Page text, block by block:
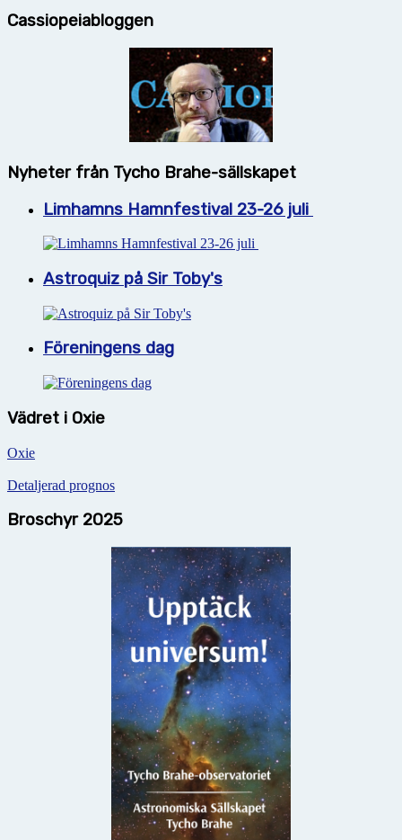
Cassiopeiabloggen
Nyheter från Tycho Brahe-sällskapet
Limhamns Hamnfestival 23-26 juli
Astroquiz på Sir Toby's
Föreningens dag
Vädret i Oxie
Oxie
Detaljerad prognos
Broschyr 2025